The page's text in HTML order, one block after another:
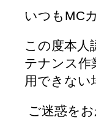
いつもMC
この度本人
テナンス作
用できない
ご迷惑を